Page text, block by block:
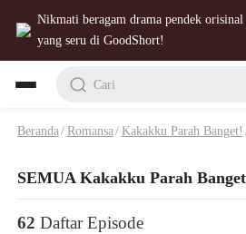
Nikmati beragam drama pendek orisinal
yang seru di GoodShort!
Cari
Beranda /Romansa /Kakakku Parah Banget!
SEMUA Kakakku Parah
62 Daftar Episode